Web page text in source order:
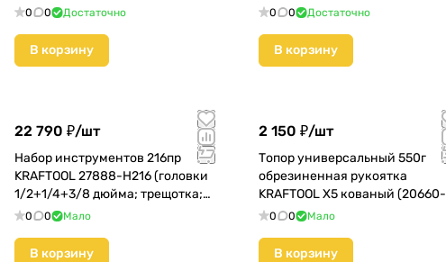
0 0 Достаточно
В корзину
3.5) КМС01
0 0 Достаточно
В корзину
22 790 ₽/шт
Набор инструментов 216пр
KRAFTOOL 27888-H216 (головки
1/2+1/4+3/8 дюйма; трещотка;
биты;) КМС01
0 0 Мало
В корзину
2 150 ₽/шт
Топор универсальный 550г
обрезиненная рукоятка
KRAFTOOL X5 кованый (20660-
05)
0 0 Мало
В корзину